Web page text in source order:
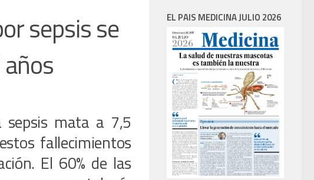
sepsis se
mata a 7,5
fallecimientos
El 60% de las
EL PAIS MEDICINA JULIO 2026